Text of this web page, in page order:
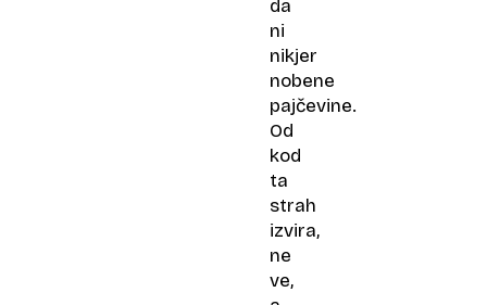
da
ni
nikjer
nobene
pajčevine.
Od
kod
ta
strah
izvira,
ne
ve,